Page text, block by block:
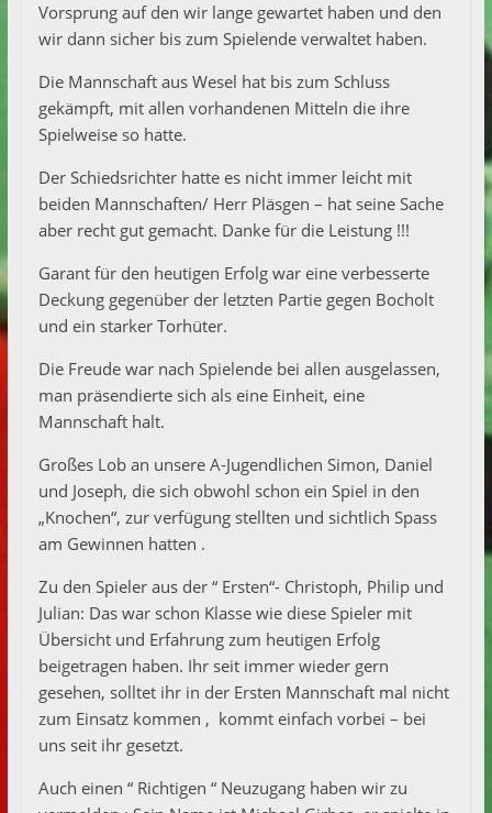
Vorsprung auf den wir lange gewartet haben und den
wir dann sicher bis zum Spielende verwaltet haben.
Die Mannschaft aus Wesel hat bis zum Schluss
gekämpft, mit allen vorhandenen Mitteln die ihre
Spielweise so hatte.
Der Schiedsrichter hatte es nicht immer leicht mit
beiden Mannschaften/ Herr Pläsgen – hat seine Sache
aber recht gut gemacht. Danke für die Leistung !!!
Garant für den heutigen Erfolg war eine verbesserte
Deckung gegenüber der letzten Partie gegen Bocholt
und ein starker Torhüter.
Die Freude war nach Spielende bei allen ausgelassen,
man präsendierte sich als eine Einheit, eine
Mannschaft halt.
Großes Lob an unsere A-Jugendlichen Simon, Daniel
und Joseph, die sich obwohl schon ein Spiel in den
„Knochen“, zur verfügung stellten und sichtlich Spass
am Gewinnen hatten .
Zu den Spieler aus der “ Ersten“- Christoph, Philip und
Julian: Das war schon Klasse wie diese Spieler mit
Übersicht und Erfahrung zum heutigen Erfolg
beigetragen haben. Ihr seit immer wieder gern
gesehen, solltet ihr in der Ersten Mannschaft mal nicht
zum Einsatz kommen , kommt einfach vorbei – bei
uns seit ihr gesetzt.
Auch einen “ Richtigen “ Neuzugang haben wir zu